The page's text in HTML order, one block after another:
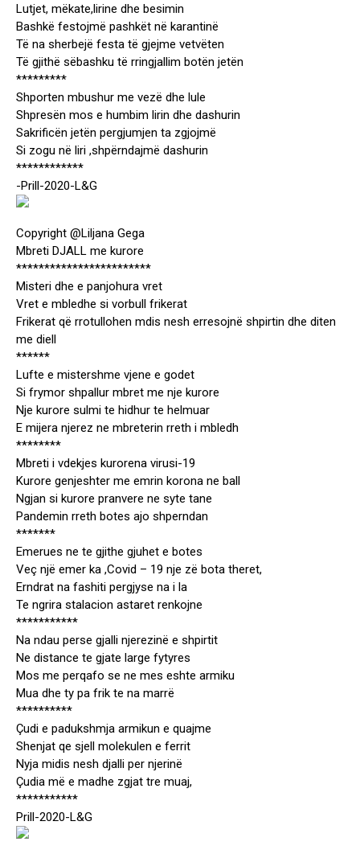
Lutjet, mëkate,lirine dhe besimin
Bashkë festojmë pashkët në karantinë
Të na sherbejë festa të gjejme vetvëten
Të gjithë sëbashku të rringjallim botën jetën
*********
Shporten mbushur me vezë dhe lule
Shpresën mos e humbim lirin dhe dashurin
Sakrificën jetën pergjumjen ta zgjojmë
Si zogu në liri ,shpërndajmë dashurin
************
-Prill-2020-L&G
Copyright @Liljana Gega
Mbreti DJALL me kurore
************************
Misteri dhe e panjohura vret
Vret e mbledhe si vorbull frikerat
Frikerat që rrotullohen mdis nesh erresojnë shpirtin dhe diten
me diell
******
Lufte e mistershme vjene e godet
Si frymor shpallur mbret me nje kurore
Nje kurore sulmi te hidhur te helmuar
E mijera njerez ne mbreterin rreth i mbledh
********
Mbreti i vdekjes kurorena virusi-19
Kurore genjeshter me emrin korona ne ball
Ngjan si kurore pranvere ne syte tane
Pandemin rreth botes ajo shperndan
*******
Emerues ne te gjithe gjuhet e botes
Veç një emer ka ,Covid – 19 nje zë bota theret,
Erndrat na fashiti pergjyse na i la
Te ngrira stalacion astaret renkojne
***********
Na ndau perse gjalli njerezinë e shpirtit
Ne distance te gjate large fytyres
Mos me perqafo se ne mes eshte armiku
Mua dhe ty pa frik te na marrë
**********
Çudi e padukshmja armikun e quajme
Shenjat qe sjell molekulen e ferrit
Nyja midis nesh djalli per njerinë
Çudia më e madhe zgjat tre muaj,
***********
Prill-2020-L&G